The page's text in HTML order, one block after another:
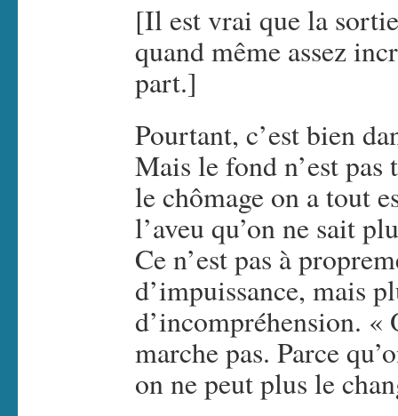
[Il est vrai que la
quand même assez
part.]
Pourtant, c’est bien
Mais le fond n’est
le chômage on a tout
l’aveu qu’on ne sait
Ce n’est pas à
d’impuissance, mais
d’incompréhension. «
marche pas. Parce
on ne peut plus le